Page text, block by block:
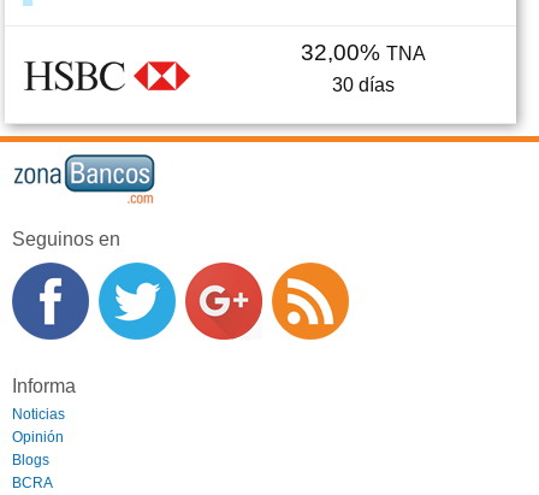
32,00% TNA
30 días
Seguinos en
Informa
Noticias
Opinión
Blogs
BCRA